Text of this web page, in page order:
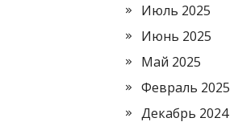
Июль 2025
Июнь 2025
Май 2025
Февраль 2025
Декабрь 2024